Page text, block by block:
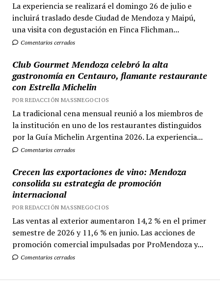
La experiencia se realizará el domingo 26 de julio e
incluirá traslado desde Ciudad de Mendoza y Maipú,
una visita con degustación en Finca Flichman...
Comentarios cerrados
Club Gourmet Mendoza celebró la alta
gastronomía en Centauro, flamante restaurante
con Estrella Michelin
POR REDACCIÓN MASSNEGOCIOS
La tradicional cena mensual reunió a los miembros de
la institución en uno de los restaurantes distinguidos
por la Guía Michelin Argentina 2026. La experiencia...
Comentarios cerrados
Crecen las exportaciones de vino: Mendoza
consolida su estrategia de promoción
internacional
POR REDACCIÓN MASSNEGOCIOS
Las ventas al exterior aumentaron 14,2 % en el primer
semestre de 2026 y 11,6 % en junio. Las acciones de
promoción comercial impulsadas por ProMendoza y...
Comentarios cerrados